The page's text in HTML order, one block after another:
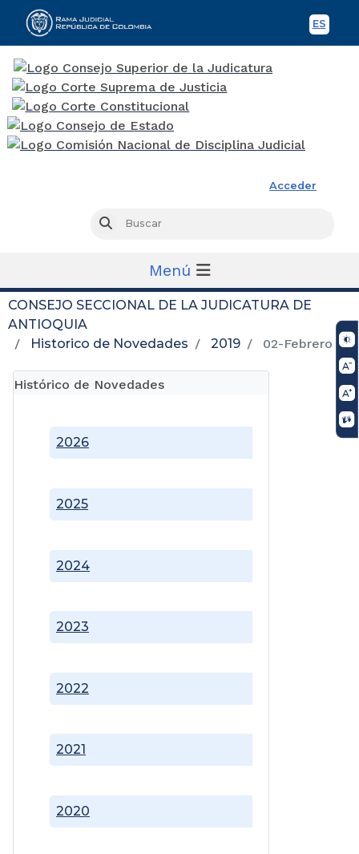
ES
Acceder
Buscar
Menú
CONSEJO SECCIONAL DE LA JUDICATURA DE
ANTIOQUIA
Historico de Novedades
2019 02-Febrero
Histórico de Novedades
2020
2021
2022
2023
2024
2025
2026